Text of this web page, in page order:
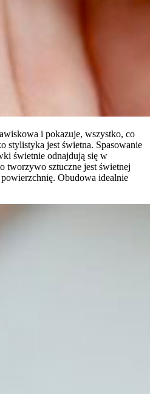
i pokazuje, wszystko, co
stylistyka jest świetna. Spasowanie
świetnie odnajdują się w
tworzywo sztuczne jest świetnej
Obudowa idealnie